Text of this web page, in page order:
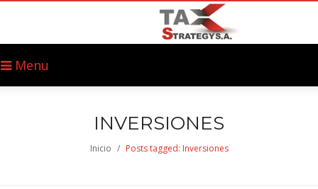
Menu
INVERSIONES
Inicio / Posts tagged: Inversiones